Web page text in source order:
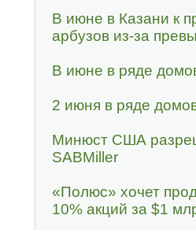
В июне в Казани к
арбузов из-за
В июне в ряде
2 июня в ряде
Минюст США
SABMiller
«Полюс» хочет
10% акций за $1